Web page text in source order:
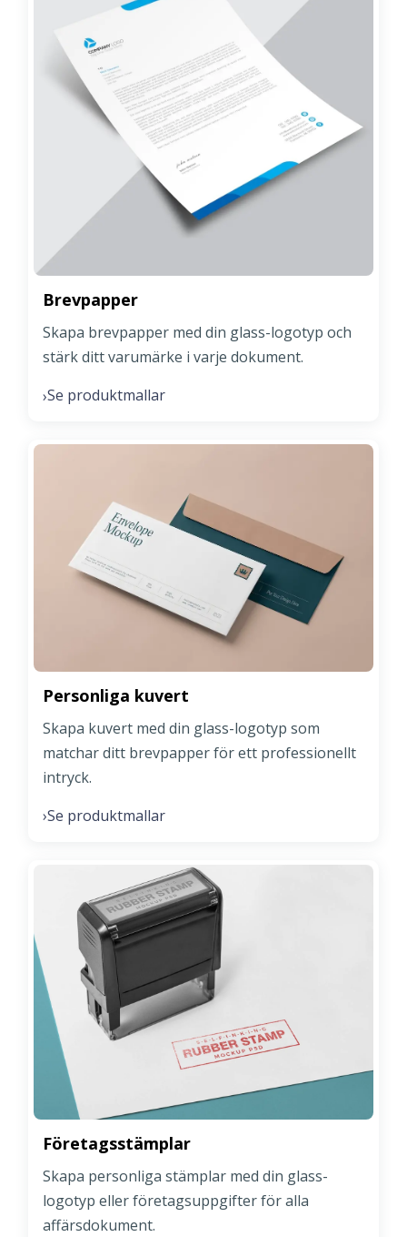
Brevpapper
Skapa brevpapper med din glass-logotyp och
stärk ditt varumärke i varje dokument.
›Se produktmallar
Personliga kuvert
Skapa kuvert med din glass-logotyp som
matchar ditt brevpapper för ett professionellt
intryck.
›Se produktmallar
Företagsstämplar
Skapa personliga stämplar med din glass-
logotyp eller företagsuppgifter för alla
affärsdokument.